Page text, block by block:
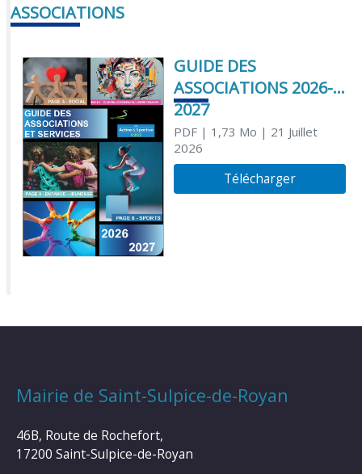
ASSOCIATIONS
GUIDE DES
ASSOCIATIONS 2026-
2027
PDF| 1,73 Mo | 21 Juillet
2026
Télécharger
Mairie de Saint-Sulpice-de-Royan
46B, Route de Rochefort,
17200 Saint-Sulpice-de-Royan